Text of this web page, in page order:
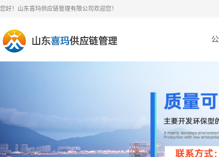
您好！山东喜玛供应链管理有限公司欢迎您！